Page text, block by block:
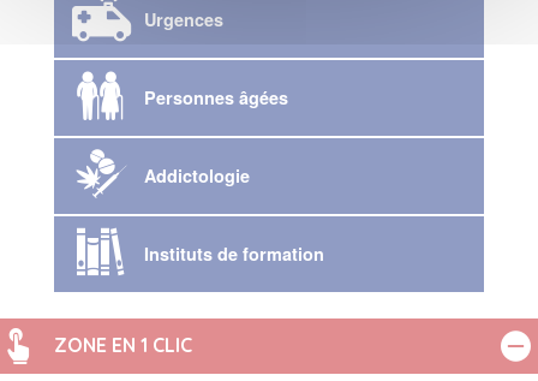
Urgences
Personnes âgées
Addictologie
Instituts de formation
ZONE EN 1 CLIC